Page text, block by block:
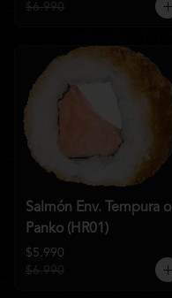
$6.990
Salmón Env. Tempura o
Panko (HR01)
$5.990
$6.990